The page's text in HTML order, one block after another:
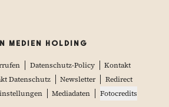
MEDIEN HOLDING
Datenschutz-Policy
Kontakt
Datenschutz Newsletter
Redirect
Mediadaten Fotocredits